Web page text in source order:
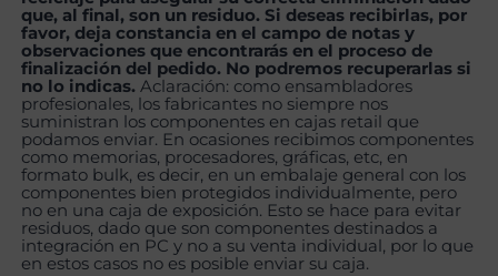
que, al final, son un residuo. Si deseas recibirlas, por
favor, deja constancia en el campo de notas y
observaciones que encontrarás en el proceso de
finalización del pedido. No podremos recuperarlas si
no lo indicas. Aclaración: como ensambladores
profesionales, los fabricantes no siempre nos
suministran los componentes en cajas retail que
podamos enviar. En ocasiones recibimos componentes
como memorias, procesadores, gráficas, etc, en
formato bulk, es decir, en un embalaje general con los
componentes bien protegidos individualmente, pero
no en una caja de exposición. Esto se hace para evitar
residuos, dado que son componentes destinados a
integración en PC y no a su venta individual, por lo que
en estos casos no es posible enviar su caja.